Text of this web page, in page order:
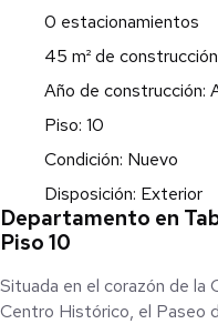
0 estacionamientos
45 m² de construcción
Año de construcción:
Piso: 10
Condición: Nuevo
Disposición: Exterior
Departamento en
Piso 10
Situada en el corazón de la
Centro Histórico, el Paseo